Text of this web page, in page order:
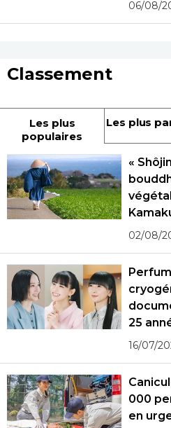
06/08/
Classement
Les plus
populaires
Les plus
«
02/08/
25
16/07/
000
en